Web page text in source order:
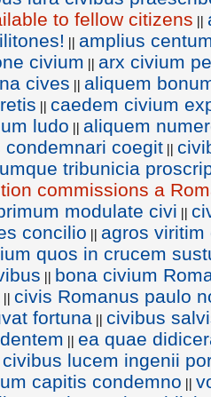
to fellow citizens ||
|| amplius
civium || arx civium
cives || aliquem
|| caedem civium
ludo || aliquem
condemnari coegit ||
tribunicia
commissions a
modulate civi ||
concilio || agros viritim
quos in crucem
|| bona civium
|| civis Romanus paulo
fortuna || civibus
|| ea quae
civibus lucem ingenii
capitis condemno ||